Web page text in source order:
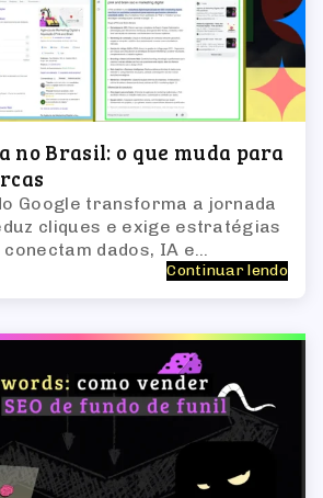
no Brasil: o que muda para
Google transforma a jornada
cliques e exige estratégias
dados, IA e
Continuar lendo